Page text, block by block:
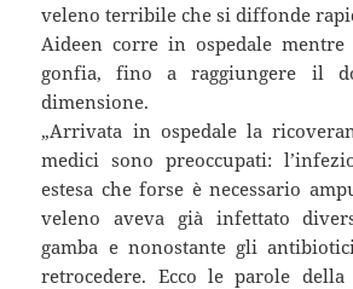
veleno terribile che si diffonde
Aideen corre in ospedale
gonfia, fino a raggiungere il
dimensione.
„Arrivata in ospedale la
medici sono preoccupati:
estesa che forse è necessario
veleno aveva già infettato
gamba e nonostante gli
retrocedere. Ecco le parole